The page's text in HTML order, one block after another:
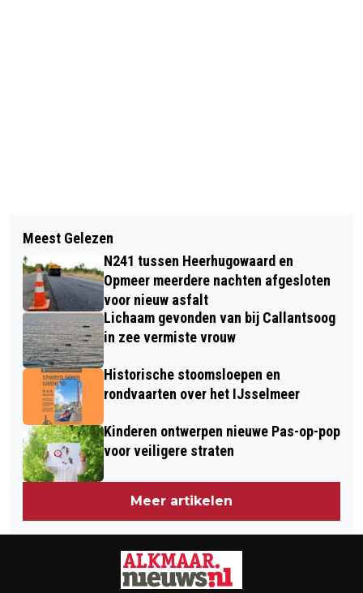
KANTINESCHALEN VOOR 5
ALKMAARSE SCHOLEN: GEZONDE
SCHOOLKANTINE VOOR GEZONDERE
JEUGD
ARCHEOLOGEN ONTDEKKEN RESTEN
VAN MIDDELEEUWSE BRUG ONDER
MUNNIKENWEG
Meest Gelezen
N241 tussen Heerhugowaard en
Opmeer meerdere nachten afgesloten
voor nieuw asfalt
Lichaam gevonden van bij Callantsoog
in zee vermiste vrouw
Historische stoomsloepen en
rondvaarten over het IJsselmeer
Kinderen ontwerpen nieuwe Pas-op-pop
voor veiligere straten
Meer artikelen